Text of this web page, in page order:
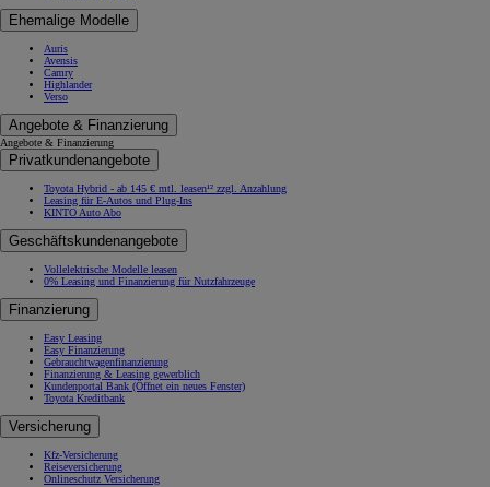
Ehemalige Modelle
Auris
Avensis
Camry
Highlander
Verso
Angebote & Finanzierung
Angebote & Finanzierung
Privatkundenangebote
Toyota Hybrid - ab 145 € mtl. leasen¹² zzgl. Anzahlung
Leasing für E-Autos und Plug-Ins
KINTO Auto Abo
Geschäftskundenangebote
Vollelektrische Modelle leasen
0% Leasing und Finanzierung für Nutzfahrzeuge
Finanzierung
Easy Leasing
Easy Finanzierung
Gebrauchtwagenfinanzierung
Finanzierung & Leasing gewerblich
Kundenportal Bank (Öffnet ein neues Fenster)
Toyota Kreditbank
Versicherung
Kfz-Versicherung
Reiseversicherung
Onlineschutz Versicherung